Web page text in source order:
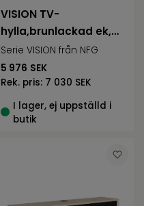
VISION TV-
hylla,brunlackad ek,
liten
Serie VISION från NFG
5 976 SEK
Rek. pris: 7 030 SEK
I lager, ej uppställd i
butik